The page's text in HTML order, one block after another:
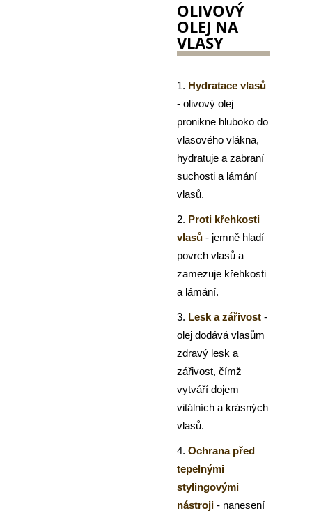
OLIVOVÝ
OLEJ NA
VLASY
1. Hydratace vlasů
- olivový olej
pronikne hluboko do
vlasového vlákna,
hydratuje a zabraní
suchosti a lámání
vlasů.
2. Proti křehkosti
vlasů - jemně hladí
povrch vlasů a
zamezuje křehkosti
a lámání.
3. Lesk a zářivost -
olej dodává vlasům
zdravý lesk a
zářivost, čímž
vytváří dojem
vitálních a krásných
vlasů.
4. Ochrana před
tepelnými
stylingovými
nástroji - nanesení